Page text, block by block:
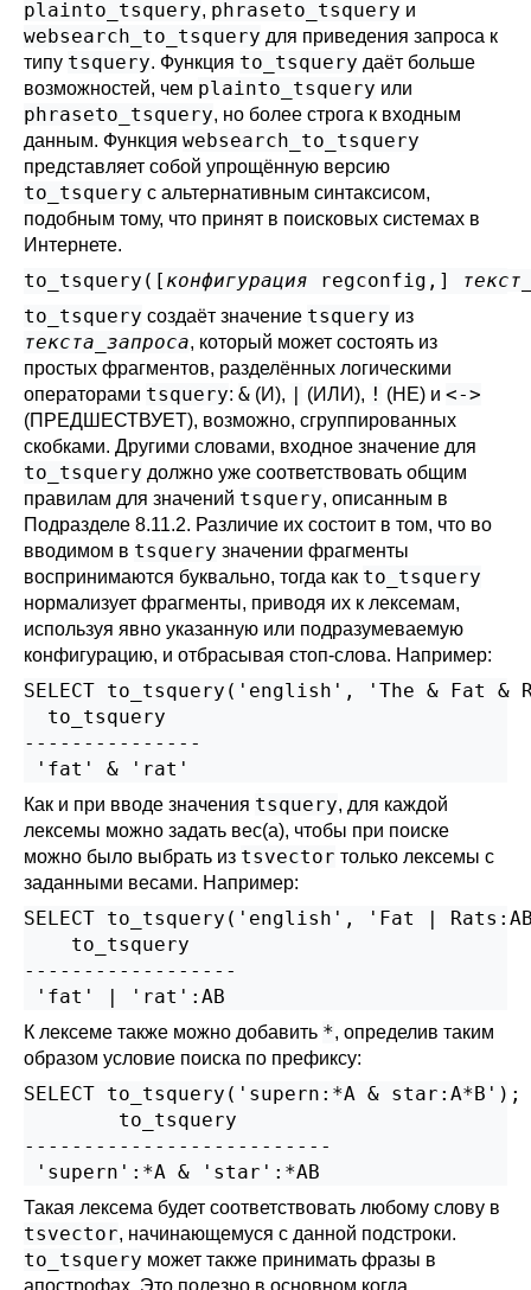
plainto_tsquery, phraseto_tsquery и
websearch_to_tsquery для приведения запроса к
типу tsquery. Функция to_tsquery даёт больше
возможностей, чем plainto_tsquery или
phraseto_tsquery, но более строга к входным
данным. Функция websearch_to_tsquery
представляет собой упрощённую версию
to_tsquery с альтернативным синтаксисом,
подобным тому, что принят в поисковых системах в
Интернете.
to_tsquery([ конфигурация regconfig , ]
to_tsquery создаёт значение tsquery из
текста_запроса, который может состоять из
простых фрагментов, разделённых логическими
операторами tsquery: & (И), | (ИЛИ), ! (НЕ) и <->
(ПРЕДШЕСТВУЕТ), возможно, сгруппированных
скобками. Другими словами, входное значение для
to_tsquery должно уже соответствовать общим
правилам для значений tsquery, описанным в
Подразделе 8.11.2. Различие их состоит в том, что во
вводимом в tsquery значении фрагменты
воспринимаются буквально, тогда как to_tsquery
нормализует фрагменты, приводя их к лексемам,
используя явно указанную или подразумеваемую
конфигурацию, и отбрасывая стоп-слова. Например:
SELECT to_tsquery('english', 'The & Fat &
  to_tsquery
---------------
Как и при вводе значения tsquery, для каждой
лексемы можно задать вес(а), чтобы при поиске
можно было выбрать из tsvector только лексемы с
заданными весами. Например:
SELECT to_tsquery('english', 'Fat |
    to_tsquery
------------------
К лексеме также можно добавить *, определив таким
образом условие поиска по префиксу:
SELECT to_tsquery('supern:*A & star:A*B');
        to_tsquery
--------------------------
Такая лексема будет соответствовать любому слову в
tsvector, начинающемуся с данной подстроки.
to_tsquery может также принимать фразы в
апострофах. Это полезно в основном когда